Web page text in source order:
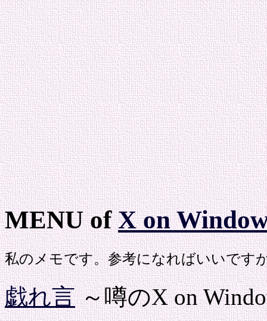
MENU ofX on
私のメモです。参考になればいいです
戯れ言～噂のX on